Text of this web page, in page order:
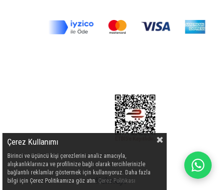
Çerez Kullanımı
Birinci ve üçüncü kişi çerezlerini analiz amacıyla,
alışkanlıklarınıza ve profilinize bağlı olarak tercihlerinizle
bağlantılı reklamlar göstermek için kullanıyoruz. Daha fazla
bilgi için Çerez Politikamıza göz atın. Çerez Politikası